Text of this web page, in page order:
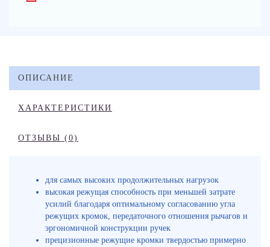
ОПИСАНИЕ
ХАРАКТЕРИСТИКИ
ОТЗЫВЫ (0)
для самых высоких продолжительных нагрузок
высокая режущая способность при меньшей затрате
усилий благодаря оптимальному согласованию угла
режущих кромок, передаточного отношения рычагов и
эргономичной конструкции ручек
прецизионные режущие кромки твердостью примерно